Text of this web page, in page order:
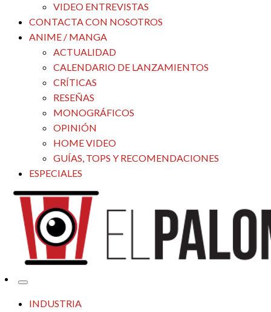
VIDEO ENTREVISTAS
CONTACTA CON NOSOTROS
ANIME / MANGA
ACTUALIDAD
CALENDARIO DE LANZAMIENTOS
CRÍTICAS
RESEÑAS
MONOGRÁFICOS
OPINIÓN
HOME VIDEO
GUÍAS, TOPS Y RECOMENDACIONES
ESPECIALES
El Palomitrón
Tu espacio de la industria de cine española y latinoamericana
INDUSTRIA